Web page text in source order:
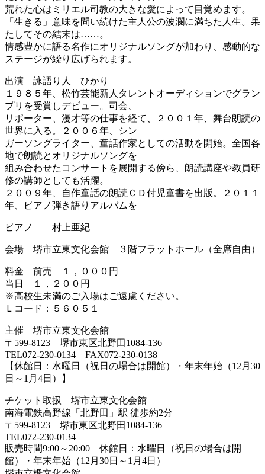
荒れた心はミリエル司教の大きな愛によって目覚めます。
「生きる」意味を問い続けた主人公の波瀾に満ちた人生。果
たしてその結末は……。
情感豊かに語る名作にオリジナルソングが加わり、感動的な
ステージが繰り広げられます。
出演 詠語り人 ひかり
１９８５年、松竹芸能新人タレントオーディションでグラン
プリを受賞しデビュー。司会、
リポーター、漫才等の仕事を経て、２００１年、舞台朗読の
世界に入る。２００６年、シン
ガーソングライター、童話作家としての活動を開始。全国各
地で朗読とオリジナルソングを
組み合わせたコンサートを展開する傍ら、朗読講座や教員研
修の講師としても活躍。
２００９年、自作童話の朗読ＣＤ付児童書を出版。２０１１
年、ピアノ弾き語りアルバムを
ピアノ 村上亜紀
会場 堺市立東文化会館 ３階フラットホール（全席自由）
料金 前売 １，０００円
当日 １，２００円
※高校生未満のご入場はご遠慮ください。
Ｌコード：５６０５１
主催 堺市立東文化会館
〒599-8123 堺市東区北野田1084-136
TEL072-230-0134 FAX072-230-0138
【休館日：水曜日（祝日の場合は開館）・年末年始（12月30
日～1月4日）】
チケット取扱 堺市立東文化会館
南海電鉄高野線「北野田」駅 徒歩約2分
〒599-8123 堺市東区北野田1084-136
TEL072-230-0134
販売時間9:00～20:00 休館日：水曜日（祝日の場合は開
館）・年末年始（12月30日～1月4日）